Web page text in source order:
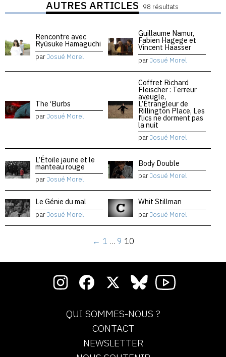
AUTRES ARTICLES 98 résultats
Rencontre avec
Ryūsuke Hamaguchi
parJosué Morel
Guillaume Namur,
Fabien Hagege et
Vincent Haasser
parJosué Morel
The ‘Burbs
parJosué Morel
Coffret Richard
Fleischer : Terreur
aveugle,
L’Étrangleur de
Rillington Place, Les
flics ne dorment pas
la nuit
parJosué Morel
L’Étoile jaune et le
manteau rouge
parJosué Morel
Body Double
parJosué Morel
Le Génie du mal
parJosué Morel
Whit Stillman
parJosué Morel
← 1 … 9 10
QUI SOMMES-NOUS ?
CONTACT
NEWSLETTER